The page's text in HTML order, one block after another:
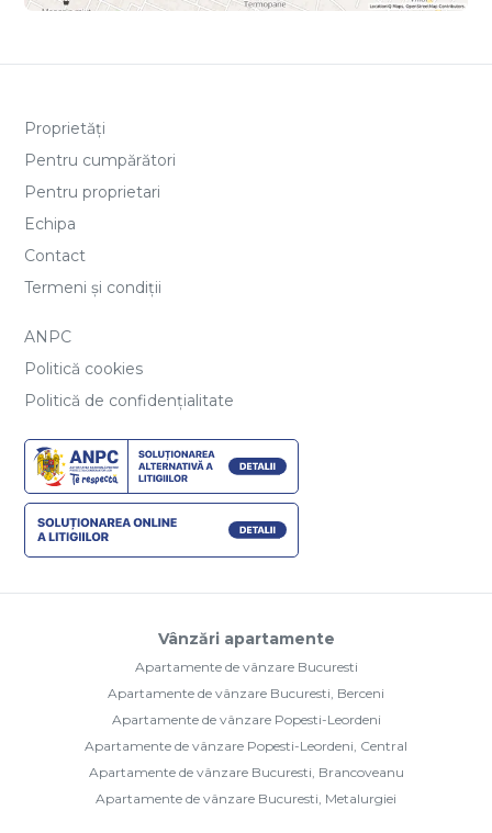
Proprietăți
Pentru cumpărători
Pentru proprietari
Echipa
Contact
Termeni și condiții
ANPC
Politică cookies
Politică de confidențialitate
Vânzări apartamente
Apartamente de vânzare Bucuresti
Apartamente de vânzare Bucuresti, Berceni
Apartamente de vânzare Popesti-Leordeni
Apartamente de vânzare Popesti-Leordeni, Central
Apartamente de vânzare Bucuresti, Brancoveanu
Apartamente de vânzare Bucuresti, Metalurgiei